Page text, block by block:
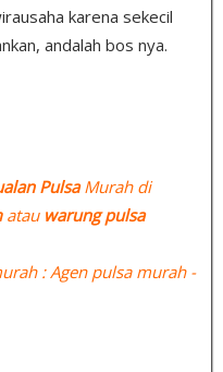
karena sekecil
andalah bos nya.
PulsaMurah di
atau warung pulsa
: Agen pulsa murah -